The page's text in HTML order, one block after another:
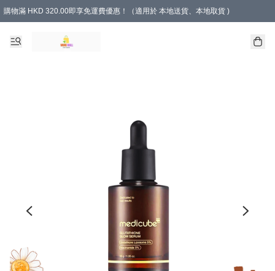
購物滿 HKD 320.00即享免運費優惠！（適用於 本地送貨、本地取貨 )